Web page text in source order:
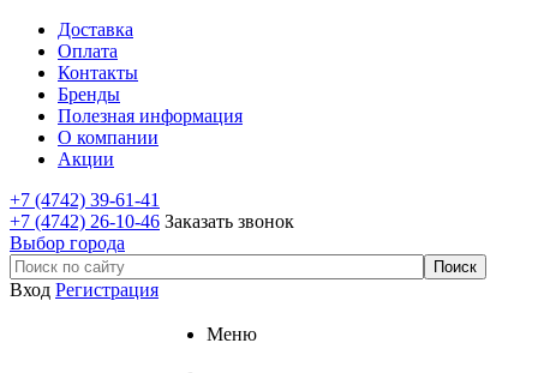
Доставка
Оплата
Контакты
Бренды
Полезная информация
О компании
Акции
+7 (4742) 39-61-41
+7 (4742) 26-10-46 Заказать звонок
Выбор города
Вход Регистрация
Меню